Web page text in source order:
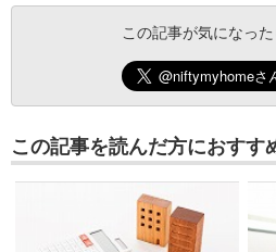
この記事が気になった
この記事を読んだ方におすす